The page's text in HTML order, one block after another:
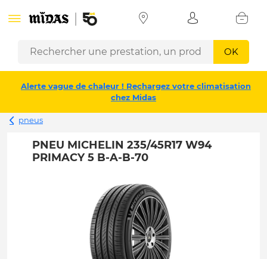
OK
Alerte vague de chaleur ! Rechargez votre climatisation
chez Midas
pneus
PNEU MICHELIN 235/45R17 W94
PRIMACY 5 B-A-B-70